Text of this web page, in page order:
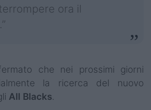
ora il
che nei prossimi giorni
la ricerca del nuovo
All Blacks.